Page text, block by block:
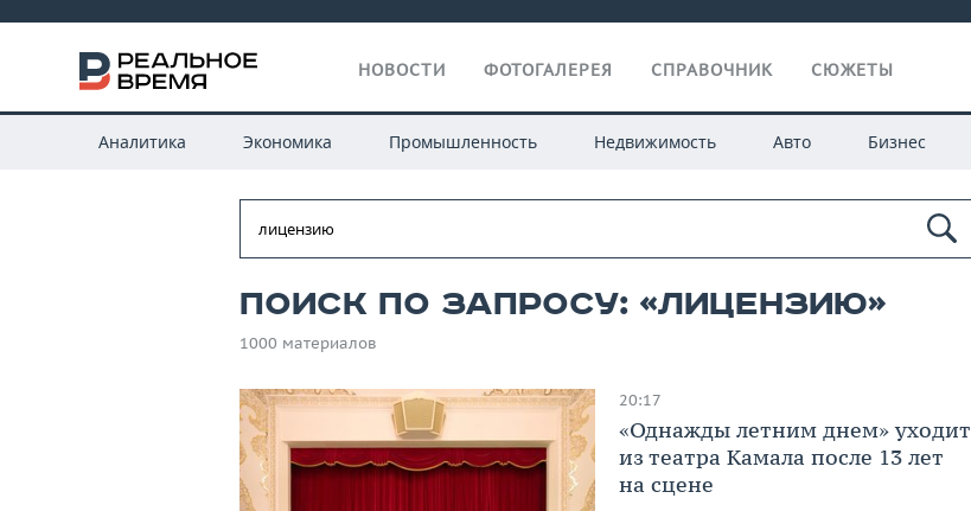
НОВОСТИ ФОТОГАЛЕРЕЯ СПРАВОЧНИК СЮЖЕТЫ
Аналитика Экономика Промышленность Недвижимость Авто Бизнес
Поиск по запросу: «лицензию»
1000 материалов
20:17
«Однажды летним днем» уходит
из театра Камала после 13 лет
на сцене